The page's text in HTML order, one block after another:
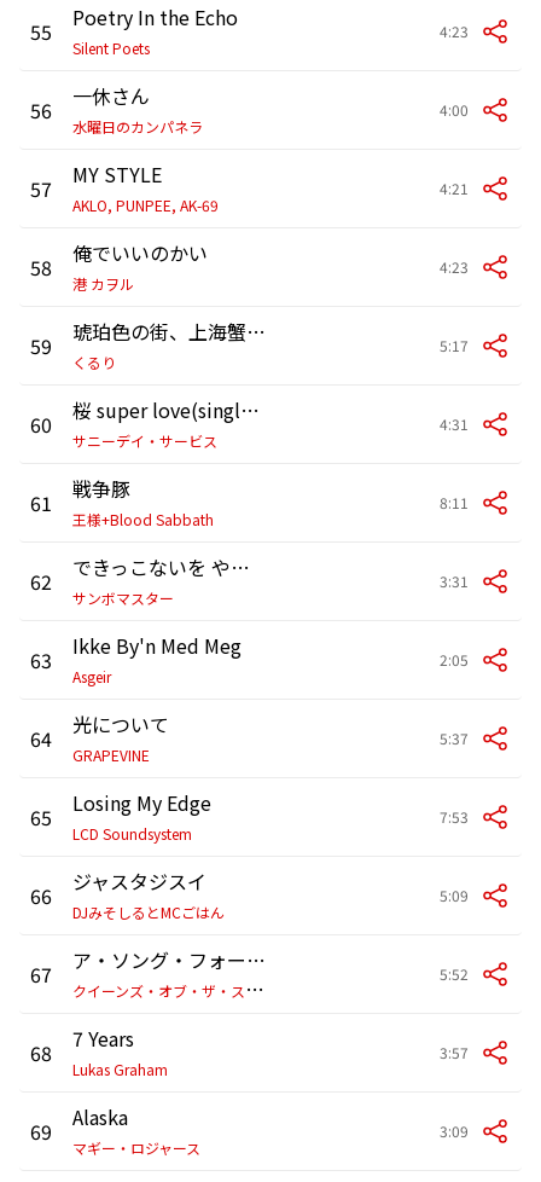
55 Poetry In the Echo
Silent Poets
4:23
56 一休さん
水曜日のカンパネラ
4:00
57 MY STYLE
AKLO, PUNPEE, AK-69
4:21
58 俺でいいのかい
港 カヲル
4:23
59 琥珀色の街、上海蟹の朝
くるり
5:17
60 桜 super love(single mix)
サニーデイ・サービス
4:31
61 戦争豚
王様+Blood Sabbath
8:11
62 できっこないを やらなくちゃ
サンボマスター
3:31
63 Ikke By'n Med Meg
Asgeir
2:05
64 光について
GRAPEVINE
5:37
65 Losing My Edge
LCD Soundsystem
7:53
66 ジャスタジスイ
DJみそしるとMCごはん
5:09
67
ア・ソング・フォー・ザ・デッド
ク
イーンズ・オブ・ザ・ストーン・エイジ
5:52
68 7 Years
Lukas Graham
3:57
69 Alaska
マギー・ロジャース
3:09